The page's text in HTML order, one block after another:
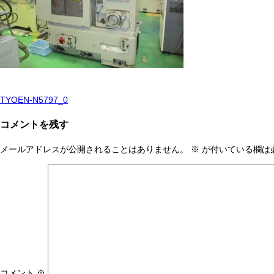
投
稿
ナ
TYOEN-N5797_0
コメントを残す
メールアドレスが公開されることはありません。 ※ が付いている欄は